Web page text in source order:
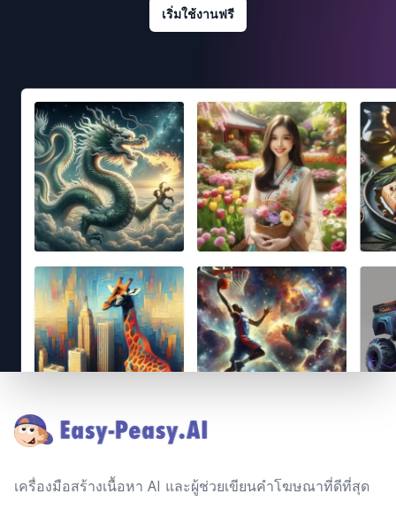
เริ่มใช้งานฟรี
เครื่องมือสร้างเนื้อหา AI และผู้ช่วยเขียนคำโฆษณาที่ดีที่สุด